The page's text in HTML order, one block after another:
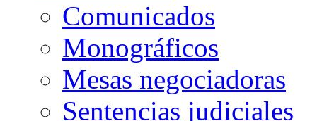
Comunicados
Monográficos
Mesas negociadoras
Sentencias judiciales